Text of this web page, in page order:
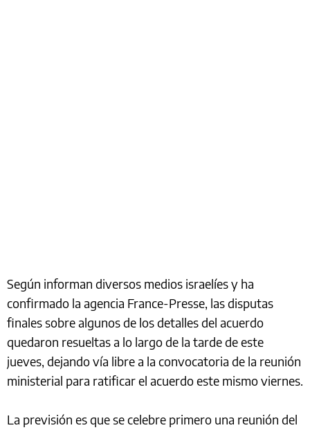
Según informan diversos medios israelíes y ha
confirmado la agencia France-Presse, las disputas
finales sobre algunos de los detalles del acuerdo
quedaron resueltas a lo largo de la tarde de este
jueves, dejando vía libre a la convocatoria de la reunión
ministerial para ratificar el acuerdo este mismo viernes.
La previsión es que se celebre primero una reunión del